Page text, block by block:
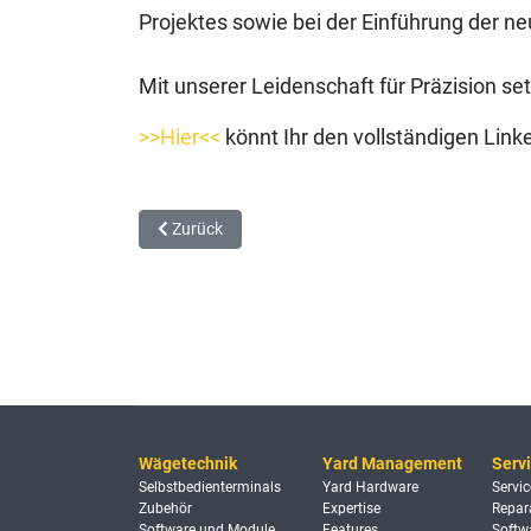
Projektes sowie bei der Einführung der
Mit unserer Leidenschaft für Präzision
>>Hier<< könnt Ihr den vollständigen
Vorheriger Beitrag: 25 Jahre Zusammenarbeit
Zurück
Wägetechnik
Selbstbedienterminals
Zubehör
Yard Management
Yard Hardware
Expertise